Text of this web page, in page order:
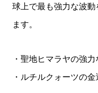
球上で最も強力な波
ます。
・聖地ヒマラヤの強力
・ルチルクォーツの